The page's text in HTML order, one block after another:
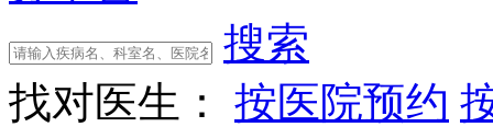
搜索
找对医生：
按医院预约